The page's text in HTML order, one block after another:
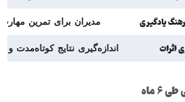
یادگیری مدیران برای تمرین
اثرات اندازه‌گیری نتایج کوتاه‌مدت
طی۶ماه